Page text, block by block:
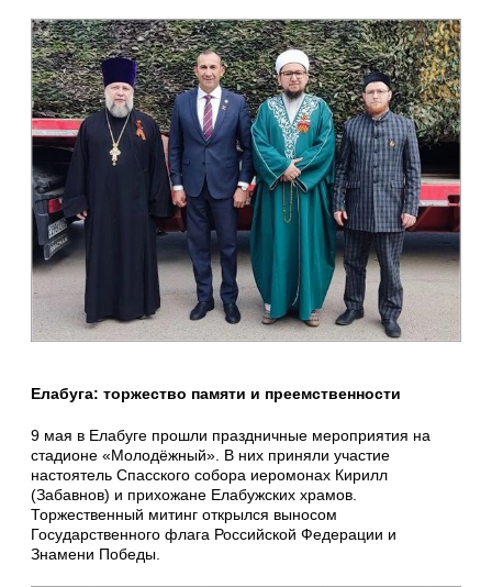
Елабуга: торжество памяти и преемственности
9 мая в Елабуге прошли праздничные мероприятия на
стадионе «Молодёжный». В них приняли участие
настоятель Спасского собора иеромонах Кирилл
(Забавнов) и прихожане Елабужских храмов.
Торжественный митинг открылся выносом
Государственного флага Российской Федерации и
Знамени Победы.